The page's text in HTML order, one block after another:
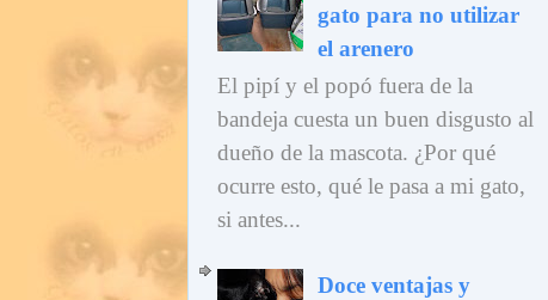
gato para no utilizar
el arenero
El pipí y el popó fuera de la
bandeja cuesta un buen disgusto al
dueño de la mascota. ¿Por qué
ocurre esto, qué le pasa a mi gato,
si antes...
Doce ventajas y